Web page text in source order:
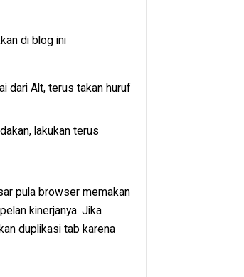
di blog ini
dari Alt, terus takan huruf
lakukan terus
pula browser memakan
kinerjanya. Jika
duplikasi tab karena